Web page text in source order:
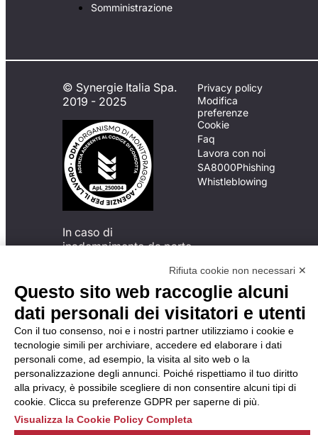
Somministrazione
© Synergie Italia Spa.
2019 - 2025
In caso di
inadempimento da parte
del Codice di Condotta, è
possibile presentare un
reclamo
all’Organismo di
Monitoraggio utilizzando
una delle modalità
descritte al seguente
indirizzo web
https://odm-
agenzielavoro.it/reclami/
Privacy policy
Modifica
preferenze
Cookie
Faq
Lavora con noi
SA8000Phishing
Whistleblowing
Rifiuta cookie non necessari ✕
Questo sito web raccoglie alcuni
dati personali dei visitatori e utenti
Con il tuo consenso, noi e i nostri partner utilizziamo i cookie e
tecnologie simili per archiviare, accedere ed elaborare i dati
personali come, ad esempio, la visita al sito web o la
personalizzazione degli annunci. Poiché rispettiamo il tuo diritto
alla privacy, è possibile scegliere di non consentire alcuni tipi di
cookie. Clicca su preferenze GDPR per saperne di più.
Visualizza la Cookie Policy Completa